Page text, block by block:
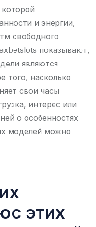
и энергии,
свободного
показывают,
являются
того, насколько
свои часы
интерес или
о особенностях
моделей можно
этих